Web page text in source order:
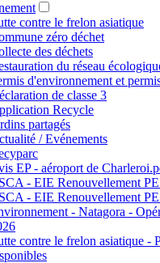
contre le frelon asiatique
zéro déchet
des déchets
du réseau
d'environnement et
de classe 3
Recycle
partagés
/ Evénements
EP - aéroport de
- EIE Renouvellement
- EIE Renouvellement
- Natagora -
contre le frelon asiatique -